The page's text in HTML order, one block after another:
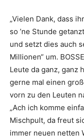
„Vielen Dank, dass
so ’ne Stunde
und setzt dies auch
Millionen“ um.
Leute da ganz, ganz
gerne mal einen
vorn zu den Leuten
„Ach ich komme
Mischpult, da freut
immer neuen netten